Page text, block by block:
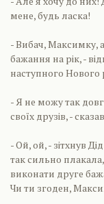
мене, будь ласка!
- Вибач, Максимку,
бажання на рік, -
наступного Нового
- Я не можу так
своїх друзів, -
- Ой, ой, - зітхнув
так сильно
виконати друге
Чи ти згоден,